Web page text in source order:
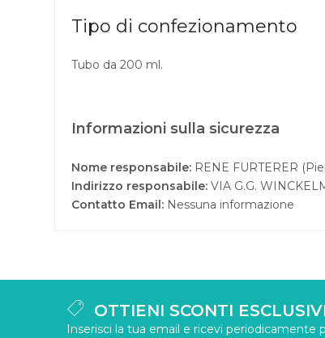
Tipo di confezionamento
Tubo da 200 ml.
Informazioni sulla sicurezza
Nome responsabile: RENE FURTERER
Indirizzo responsabile: VIA G.G.
Contatto Email: Nessuna informazione
OTTIENI SCONTI
Inserisci la tua email e ricevi periodicamente